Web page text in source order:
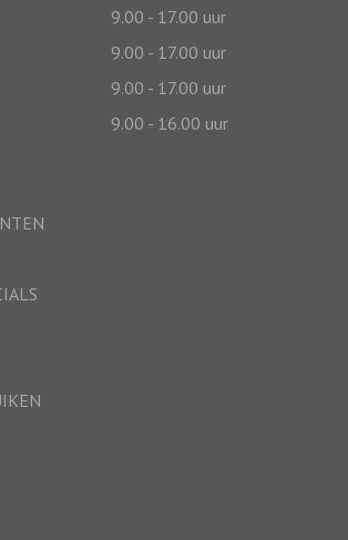
9.00 - 17.00 uur
9.00 - 17.00 uur
9.00 - 17.00 uur
9.00 - 16.00 uur